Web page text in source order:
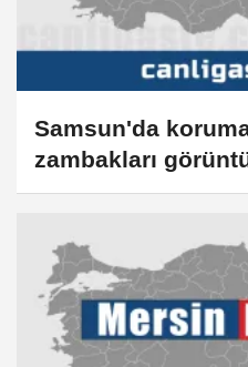
Samsun'da
zambakları